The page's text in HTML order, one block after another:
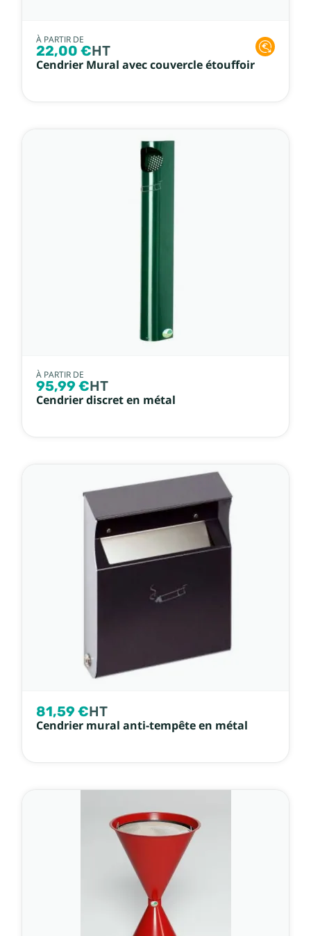
À PARTIR DE
22,00 €HT
Cendrier Mural avec couvercle étouffoir
À PARTIR DE
95,99 €HT
Cendrier discret en métal
81,59 €HT
Cendrier mural anti-tempête en métal